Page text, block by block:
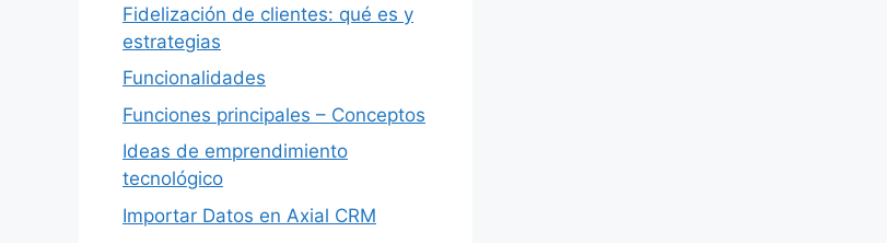
Fidelización de clientes: qué es y
estrategias
Funcionalidades
Funciones principales – Conceptos
Ideas de emprendimiento
tecnológico
Importar Datos en Axial CRM